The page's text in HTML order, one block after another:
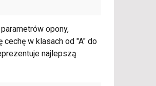
opony,
w klasach od "A" do
najlepszą